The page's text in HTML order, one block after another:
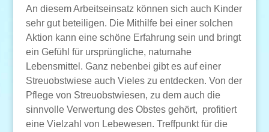
An diesem Arbeitseinsatz können sich auch Kinder
sehr gut beteiligen. Die Mithilfe bei einer solchen
Aktion kann eine schöne Erfahrung sein und bringt
ein Gefühl für ursprüngliche, naturnahe
Lebensmittel. Ganz nebenbei gibt es auf einer
Streuobstwiese auch Vieles zu entdecken. Von der
Pflege von Streuobstwiesen, zu dem auch die
sinnvolle Verwertung des Obstes gehört, profitiert
eine Vielzahl von Lebewesen. Treffpunkt für die